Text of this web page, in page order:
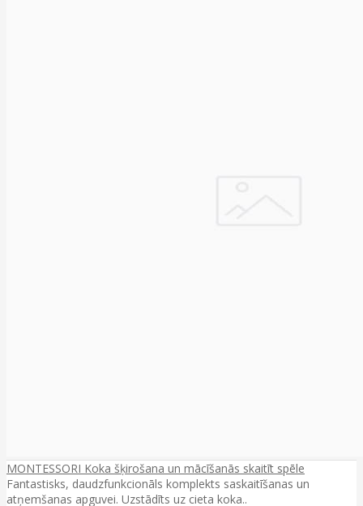
MONTESSORI Koka šķirošana un mācīšanās skaitīt spēle
Fantastisks, daudzfunkcionāls komplekts saskaitīšanas un
atņemšanas apguvei. Uzstādīts uz cieta koka..